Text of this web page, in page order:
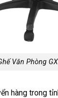
Văn Phòng
hàng trong